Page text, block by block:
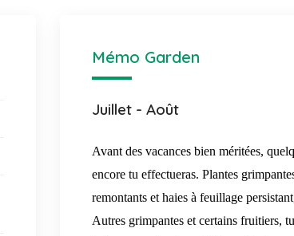
Mémo Garden
Juillet - Août
Avant des vacances bien méritées,
encore tu effectueras. Plantes
remontants et haies à feuillage
Autres grimpantes et certains fruitiers,